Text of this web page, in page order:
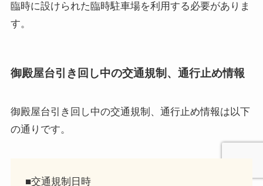
臨時に設けられた臨時駐車場を利用する必要がありま
す。
御殿屋台引き回し中の交通規制、通行止め情報
御殿屋台引き回し中の交通規制、通行止め情報は以下
の通りです。
■交通規制日時